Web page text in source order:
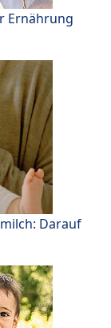
Ernährung
Darauf